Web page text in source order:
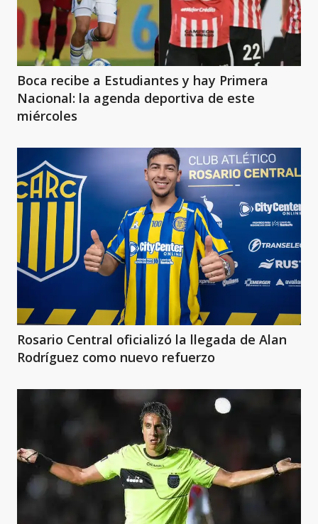
Boca recibe a Estudiantes y hay Primera
Nacional: la agenda deportiva de este
miércoles
Rosario Central oficializó la llegada de Alan
Rodríguez como nuevo refuerzo